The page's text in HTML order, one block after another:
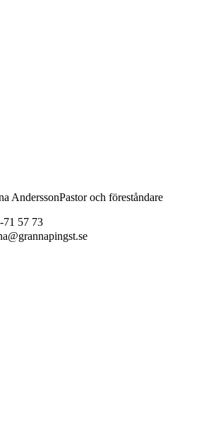
AnderssonPastor och föreståndare
71 57 73